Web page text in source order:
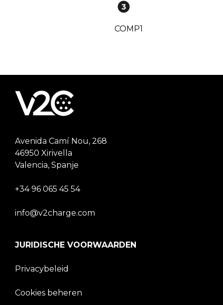
COMP1
Avenida Camí Nou, 268
46950 Xirivella
Valencia, Spanje
+34 96 065 45 54
info@v2charge.com
JURIDISCHE VOORWAARDEN
Privacybeleid
Cookies beheren